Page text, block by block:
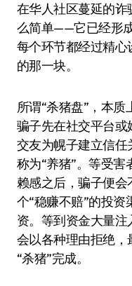
在华人社区蔓延的
么简单——它已经形
每个环节都经过精
的那一块。
所谓“杀猪盘”，本质
骗子先在社交平台
交友为幌子建立信
称为“养猪”。等受
赖感之后，骗子便
个“稳赚不赔”的投
资。等到资金大量
会以各种理由拒绝，
“杀猪”完成。